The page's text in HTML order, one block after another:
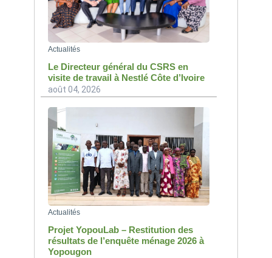
Actualités
Le Directeur général du CSRS en
visite de travail à Nestlé Côte d’Ivoire
août 04, 2026
Actualités
Projet YopouLab – Restitution des
résultats de l’enquête ménage 2026 à
Yopougon